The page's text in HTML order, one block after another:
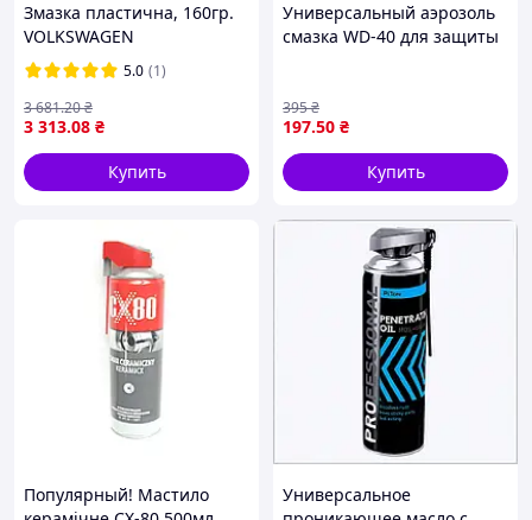
Змазка пластична, 160гр.
VOLKSWAGEN
VW.G060751A2
5.0 (1)
3 313.08 ₴
3 681.20₴
Купить
Универсальный аэрозоль
смазка WD-40 для защиты
197.50 ₴
395₴
Купить
Популярный! Мастило
Универсальное